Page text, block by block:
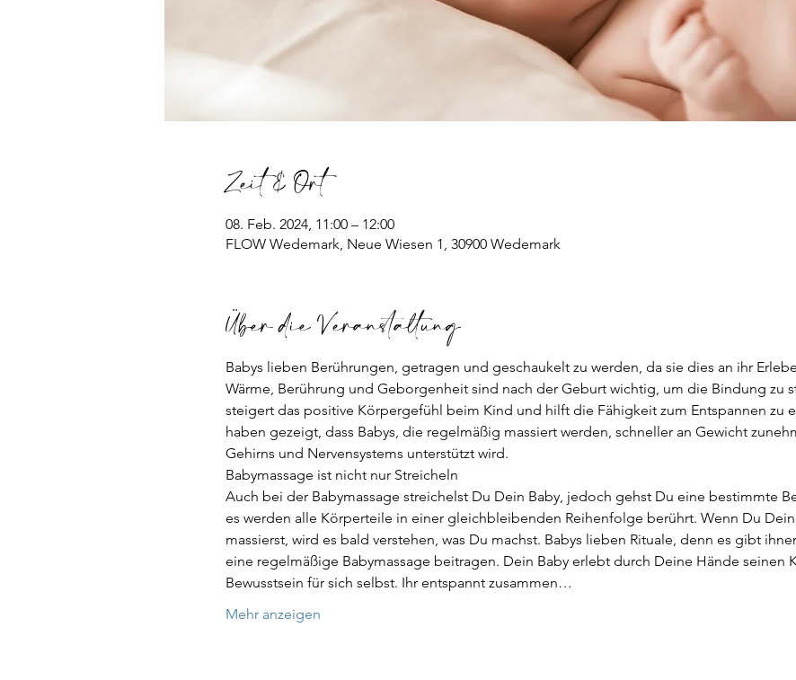
Zeit & Ort
08. Feb. 2024, 11:00 – 12:00
FLOW Wedemark, Neue Wiesen 1, 30900 Wedemark
Über die Veranstaltung
Babys lieben Berührungen, getragen und geschaukelt zu werden, da sie dies an ihr
Wärme, Berührung und Geborgenheit sind nach der Geburt wichtig, um die Bindung zu
steigert das positive Körpergefühl beim Kind und hilft die Fähigkeit zum Entspannen zu
haben gezeigt, dass Babys, die regelmäßig massiert werden, schneller an Gewicht
Gehirns und Nervensystems unterstützt wird.
Babymassage ist nicht nur Streicheln
Auch bei der Babymassage streichelst Du Dein Baby, jedoch gehst Du eine bestimmte
es werden alle Körperteile in einer gleichbleibenden Reihenfolge berührt. Wenn Du
massierst, wird es bald verstehen, was Du machst. Babys lieben Rituale, denn es gibt
eine regelmäßige Babymassage beitragen. Dein Baby erlebt durch Deine Hände seinen
Bewusstsein für sich selbst. Ihr entspannt zusammen…
Mehr anzeigen